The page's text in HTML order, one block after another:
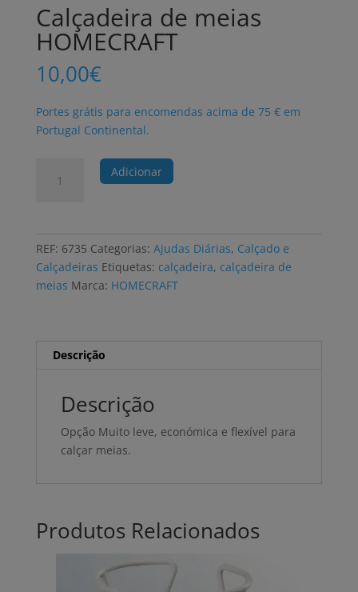
Calçadeira de meias
HOMECRAFT
10,00€
Portes grátis para encomendas acima de 75 € em
Portugal Continental.
HOMECRAFT
Adicionar
REF: 6735 Categorias: Ajudas Diárias, Calçado e
Calçadeiras Etiquetas: calçadeira, calçadeira de
meias Marca: HOMECRAFT
Descrição
Descrição
Opção Muito leve, económica e flexível para
calçar meias.
Produtos Relacionados